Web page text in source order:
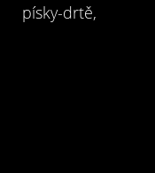
písky-drtě,